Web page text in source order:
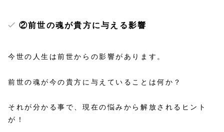
②前世の魂が貴方に与える影響
今世の人生は前世からの影響があります。
前世の魂が今の貴方に与えていることは何か？
それが分かる事で、現在の悩みから解放されるヒント
が！